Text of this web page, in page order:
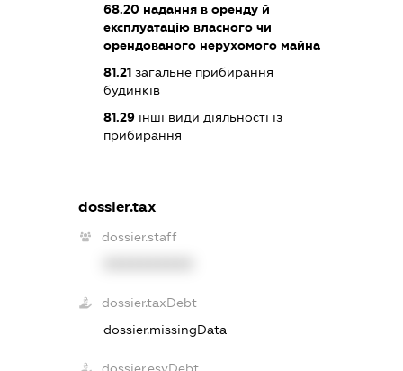
68.20надання в оренду й
експлуатацію власного чи
орендованого нерухомого майна
81.21загальне прибирання
будинків
81.29інші види діяльності із
прибирання
dossier.tax
dossier.staff
dossier.taxDebt
dossier.missingData